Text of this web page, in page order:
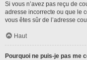
Si vous n’avez pas reçu de
adresse incorrecte ou que le
vous êtes sûr de l’adresse
Haut
Pourquoi ne puis-je pas me